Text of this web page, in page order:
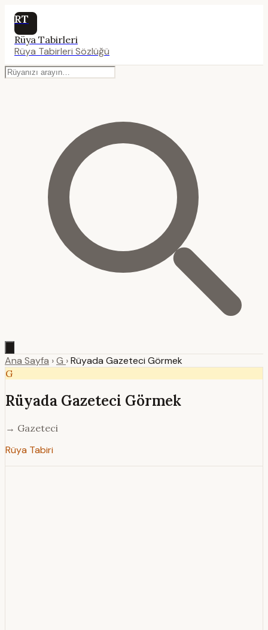
RT
Rüya Tabirleri
Rüya Tabirleri Sözlüğü
Ana Sayfa ›G ›Rüyada Gazeteci Görmek
G
Rüyada Gazeteci Görmek
→ Gazeteci
Rüya Tabiri